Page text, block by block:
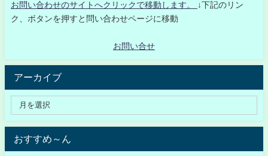
お問い合わせのサイトへクリックで移動します。
↓下記のリン
ク、ボタンを押すと問い合わせページに移動
お問い合せ
アーカイブ
おすすめ～ん